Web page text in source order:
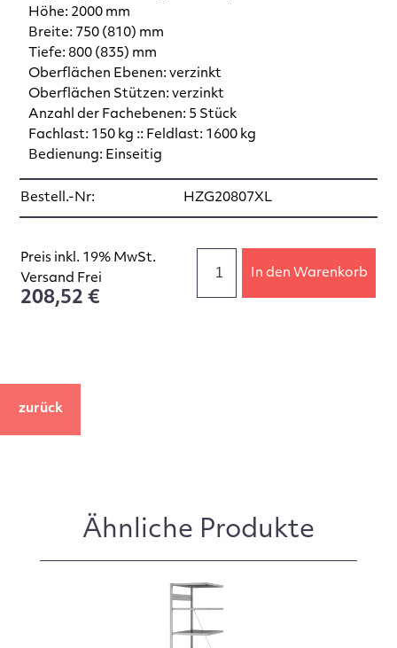
Höhe: 2000 mm
Breite: 750 (810) mm
Tiefe: 800 (835) mm
Oberflächen Ebenen: verzinkt
Oberflächen Stützen: verzinkt
Anzahl der Fachebenen: 5 Stück
Fachlast: 150 kg :: Feldlast: 1600 kg
Bedienung: Einseitig
Bestell.-Nr: HZG20807XL
Preis inkl. 19% MwSt.
Versand Frei
208,52 €
In den Warenkorb
zurück
Ähnliche Produkte